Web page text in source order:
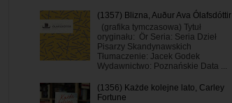
(1357) Blizna, Auður Ava Ólafsdóttir
(grafika tymczasowa) Tytuł
oryginału: Ör Seria: Seria Dzieł
Pisarzy Skandynawskich
Tłumaczenie: Jacek Godek
Wydawnictwo: Poznańskie Data ...
(1356) Każde kolejne lato, Carley
Fortune